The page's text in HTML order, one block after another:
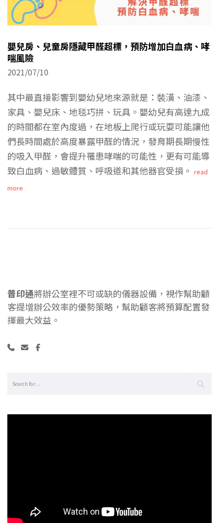
嬰兒房、兒童房隱藏甲醛超標，預防增加白血病、哮
喘風險
2021/07/10
其中最直接影響到嬰幼兒地來源就是：裝潢、油漆、
家具、嬰兒床、地毯巧拼、玩具。嬰幼兒有高達九成
的時間都在室內度過，在地板上爬行或玩耍可能讓他
們長時間處於高度暴露甲醛的情況，發育期長期慢性
的吸入甲醛，會提升罹患哮喘的可能性，更有可能導
致白血病、過敏體質、呼吸道和其他器官受損。 read
more
普印通將辦公室裡不可或缺的儀器設備，視作幫助顧
客提增辦公效率的優勢策略，幫助顧客將預算配置發
揮最大效益。